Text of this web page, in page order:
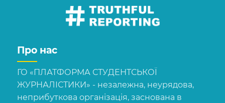
Про нас
ГО «ПЛАТФОРМА СТУДЕНТСЬКОЇ
ЖУРНАЛІСТИКИ» - незалежна, неурядова,
неприбуткова організація, заснована в